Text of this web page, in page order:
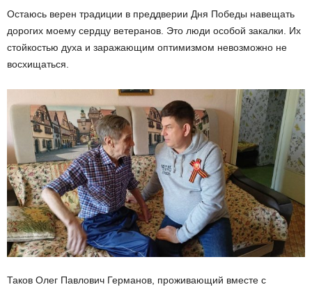
Остаюсь верен традиции в преддверии Дня Победы навещать
дорогих моему сердцу ветеранов. Это люди особой закалки. Их
стойкостью духа и заражающим оптимизмом невозможно не
восхищаться.
Таков Олег Павлович Германов, проживающий вместе с